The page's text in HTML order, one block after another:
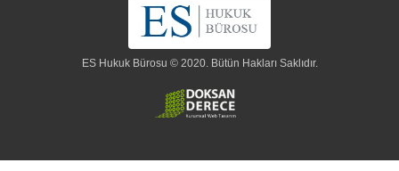
ES Hukuk Bürosu © 2020. Bütün Hakları Saklıdır.